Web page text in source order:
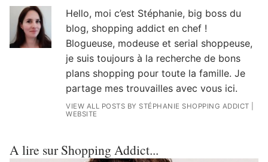
Hello, moi c’est Stéphanie, big boss du
blog, shopping addict en chef !
Blogueuse, modeuse et serial shoppeuse,
je suis toujours à la recherche de bons
plans shopping pour toute la famille. Je
partage mes trouvailles avec vous ici.
VIEW ALL POSTS BY STÉPHANIE SHOPPING ADDICT
WEBSITE
A lire sur Shopping Addict...